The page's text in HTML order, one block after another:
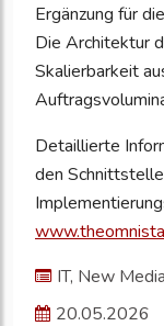
Ergänzung für
Die Architektur
Skalierbarkeit
Detaillierte
den
IT, New
20.05.2026